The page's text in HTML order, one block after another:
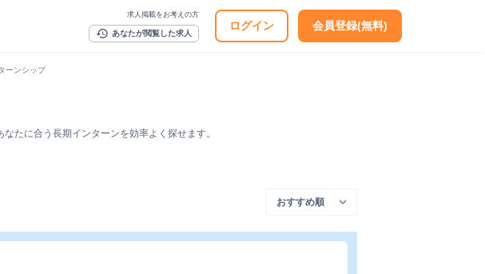
求人掲載をお考えの方
history あなたが閲覧した求人
ログイン 会員登録(無料)
ーンシップ
たに合う長期インターンを効率よく探せます。